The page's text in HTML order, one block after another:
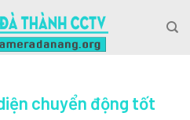
chuyển động tốt